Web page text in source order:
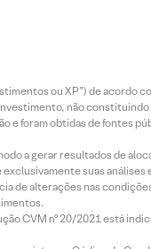
ou XP”) de
não
e foram obtidas de fontes
a gerar resultados de
suas
de alterações nas
CVM nº 20/2021 está